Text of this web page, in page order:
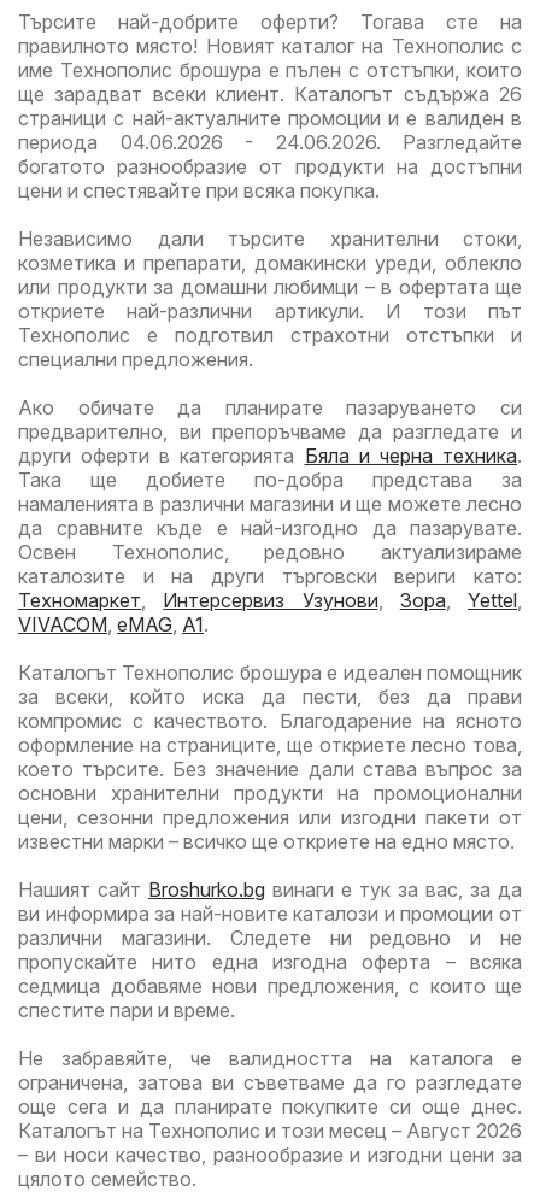
до
Търсите най-добрите оферти? Тогава сте на
правилното място! Новият каталог на Технополис с
име Технополис брошура е пълен с отстъпки, които
ще зарадват всеки клиент. Каталогът съдържа 26
страници с най-актуалните промоции и е валиден в
периода 04.06.2026 - 24.06.2026. Разгледайте
богатото разнообразие от продукти на достъпни
цени и спестявайте при всяка покупка.
Независимо дали търсите хранителни стоки,
козметика и препарати, домакински уреди, облекло
или продукти за домашни любимци – в офертата ще
откриете най-различни артикули. И този път
Технополис е подготвил страхотни отстъпки и
специални предложения.
Ако обичате да планирате пазаруването си
предварително, ви препоръчваме да разгледате и
други оферти в категорията Бяла и черна техника.
Така ще добиете по-добра представа за
намаленията в различни магазини и ще можете лесно
да сравните къде е най-изгодно да пазарувате.
Освен Технополис, редовно актуализираме
каталозите и на други търговски вериги като:
Техномаркет, Интерсервиз Узунови, Зора, Yettel,
VIVACOM, eMAG, A1.
Каталогът Технополис брошура е идеален помощник
за всеки, който иска да пести, без да прави
компромис с качеството. Благодарение на ясното
оформление на страниците, ще откриете лесно това,
което търсите. Без значение дали става въпрос за
основни хранителни продукти на промоционални
цени, сезонни предложения или изгодни пакети от
известни марки – всичко ще откриете на едно място.
Нашият сайт Broshurko.bg винаги е тук за вас, за да
ви информира за най-новите каталози и промоции от
различни магазини. Следете ни редовно и не
пропускайте нито една изгодна оферта – всяка
седмица добавяме нови предложения, с които ще
спестите пари и време.
Не забравяйте, че валидността на каталога е
ограничена, затова ви съветваме да го разгледате
още сега и да планирате покупките си още днес.
Каталогът на Технополис и този месец – Август 2026
– ви носи качество, разнообразие и изгодни цени за
цялото семейство.